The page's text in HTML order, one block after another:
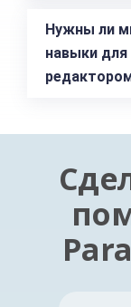
Нужны ли
навыки